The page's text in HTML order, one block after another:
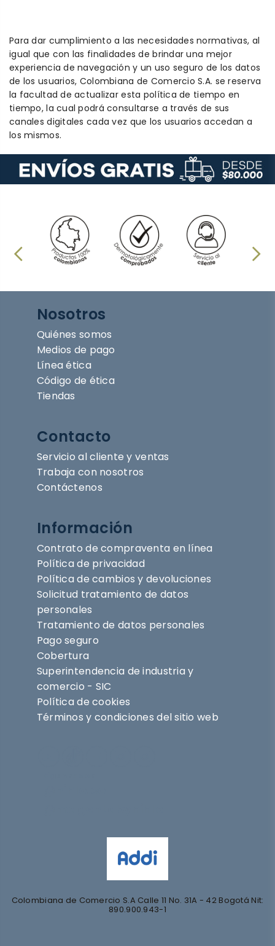
Para dar cumplimiento a las necesidades normativas, al
igual que con las finalidades de brindar una mejor
experiencia de navegación y un uso seguro de los datos
de los usuarios, Colombiana de Comercio S.A. se reserva
la facultad de actualizar esta política de tiempo en
tiempo, la cual podrá consultarse a través de sus
canales digitales cada vez que los usuarios accedan a
los mismos.
Nosotros
Quiénes somos
Medios de pago
Línea ética
Código de ética
Tiendas
Contacto
Servicio al cliente y ventas
Trabaja con nosotros
Contáctenos
Información
Contrato de compraventa en línea
Política de privacidad
Política de cambios y devoluciones
Solicitud tratamiento de datos
personales
Tratamiento de datos personales
Pago seguro
Cobertura
Superintendencia de industria y
comercio - SIC
Política de cookies
Términos y condiciones del sitio web
Colombiana de Comercio S.A Calle 11 No. 31A - 42 Bogotá Nit:
890.900.943-1